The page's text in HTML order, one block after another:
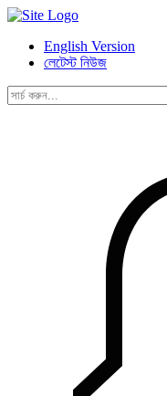
English Version
লেটেস্ট নিউজ